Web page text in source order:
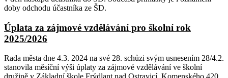
doby odchodu účastníka ze ŠD.
Úplata za zájmové vzdělávání pro školní rok
2025/2026
Rada města dne 4.3. 2024 na své 28. schůzi svým usnesením 28/4.2.
stanovila měsíční výši úplaty za zájmové vzdělávání ve školní